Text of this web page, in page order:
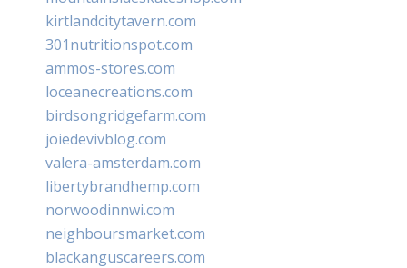
kirtlandcitytavern.com
301nutritionspot.com
ammos-stores.com
loceanecreations.com
birdsongridgefarm.com
joiedevivblog.com
valera-amsterdam.com
libertybrandhemp.com
norwoodinnwi.com
neighboursmarket.com
blackanguscareers.com